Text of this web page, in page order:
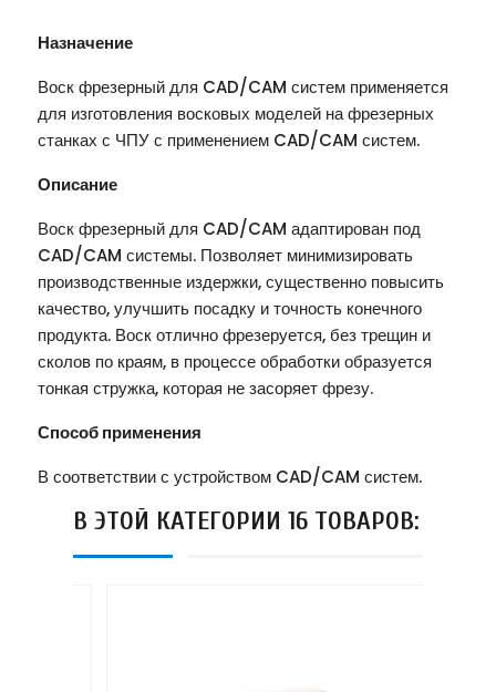
Назначение
Воск фрезерный для CAD/CAM систем применяется
для изготовления восковых моделей на фрезерных
станках с ЧПУ с применением CAD/CAM систем.
Описание
Воск фрезерный для CAD/CAM адаптирован под
CAD/CAM системы. Позволяет минимизировать
производственные издержки, существенно повысить
качество, улучшить посадку и точность конечного
продукта. Воск отлично фрезеруется, без трещин и
сколов по краям, в процессе обработки образуется
тонкая стружка, которая не засоряет фрезу.
Способ применения
В соответствии с устройством CAD/CAM систем.
В ЭТОЙ КАТЕГОРИИ 16 ТОВАРОВ: